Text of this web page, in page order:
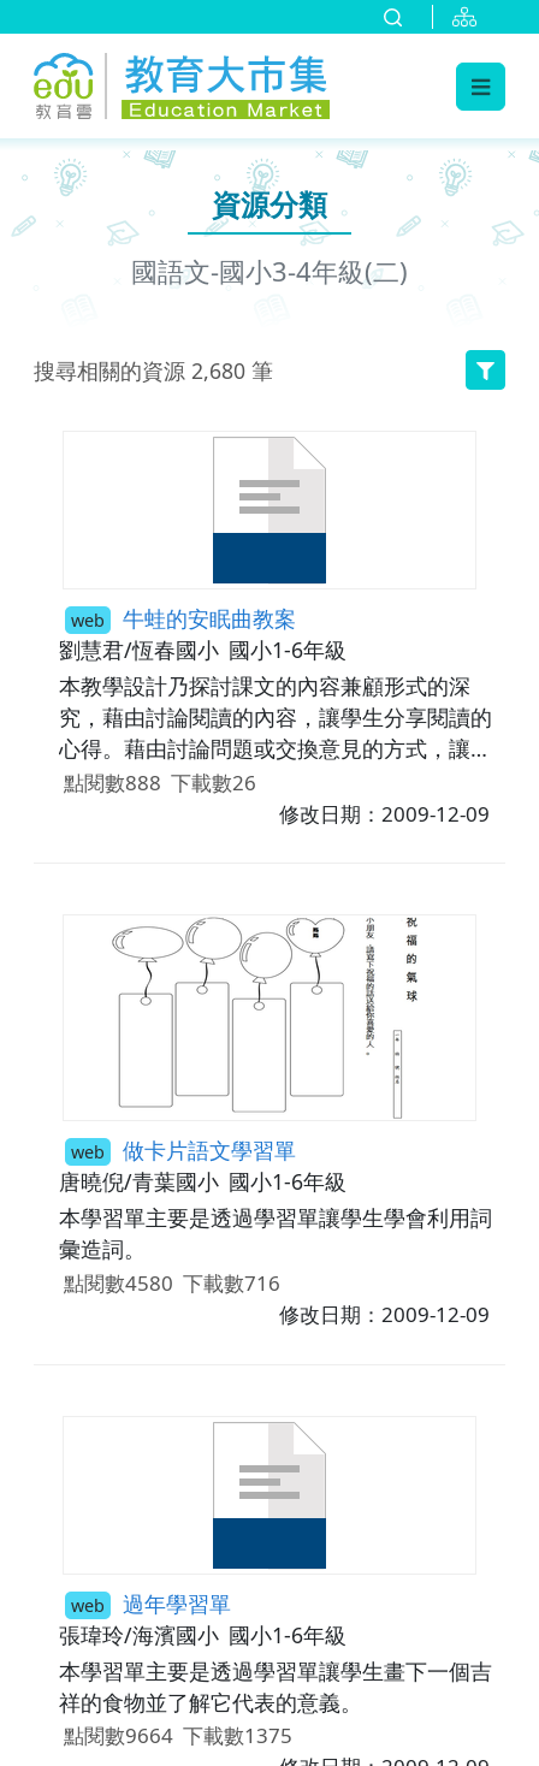
資源分類
國語文-國小3-4年級(二)
搜尋相關的資源 2,680 筆
web 牛蛙的安眠曲教案
劉慧君/恆春國小 國小1-6年級
本教學設計乃探討課文的內容兼顧形式的深
究，藉由討論閱讀的內容，讓學生分享閱讀的
心得。藉由討論問題或交換意見的方式，讓學
生清楚說出自己的意思，並增進其溝 通思考能
點閱數888 下載數26
修改日期：2009-12-09
web 做卡片語文學習單
唐曉倪/青葉國小 國小1-6年級
本學習單主要是透過學習單讓學生學會利用詞
彙造詞。
點閱數4580 下載數716
修改日期：2009-12-09
web 過年學習單
張瑋玲/海濱國小 國小1-6年級
本學習單主要是透過學習單讓學生畫下一個吉
祥的食物並了解它代表的意義。
點閱數9664 下載數1375